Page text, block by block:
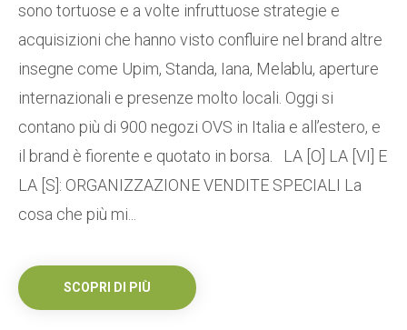
sono tortuose e a volte infruttuose strategie e
acquisizioni che hanno visto confluire nel brand altre
insegne come Upim, Standa, Iana, Melablu, aperture
internazionali e presenze molto locali. Oggi si
contano più di 900 negozi OVS in Italia e all’estero, e
il brand è fiorente e quotato in borsa. LA [O] LA [VI] E
LA [S]: ORGANIZZAZIONE VENDITE SPECIALI La
cosa che più mi...
SCOPRI DI PIÙ